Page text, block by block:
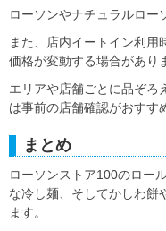
ローソンやナチュラルロー
また、店内イートイン利用
価格が変動する場合があり
エリアや店舗ごとに品ぞろ
は事前の店舗確認がおすす
まとめ
ローソンストア100のロー
な冷し麺、そしてかしわ餅
ます。